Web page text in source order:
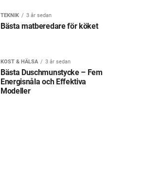
TEKNIK 3 år sedan
Bästa matberedare för köket
KOST & HÄLSA 3 år sedan
Bästa Duschmunstycke – Fem
Energisnåla och Effektiva
Modeller